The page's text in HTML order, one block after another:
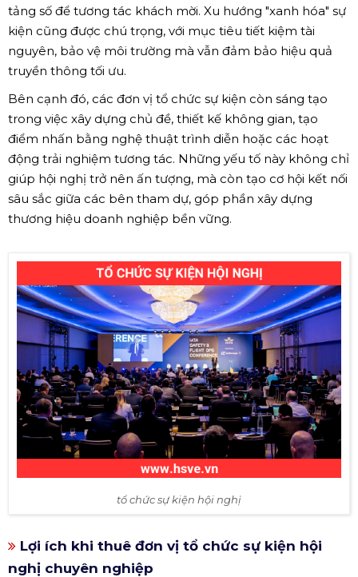
tảng số để tương tác khách mời. Xu hướng "xanh hóa" sự
kiện cũng được chú trọng, với mục tiêu tiết kiệm tài
nguyên, bảo vệ môi trường mà vẫn đảm bảo hiệu quả
truyền thông tối ưu.
Bên cạnh đó, các đơn vị tổ chức sự kiện còn sáng tạo
trong việc xây dựng chủ đề, thiết kế không gian, tạo
điểm nhấn bằng nghệ thuật trình diễn hoặc các hoạt
động trải nghiệm tương tác. Những yếu tố này không chỉ
giúp hội nghị trở nên ấn tượng, mà còn tạo cơ hội kết nối
sâu sắc giữa các bên tham dự, góp phần xây dựng
thương hiệu doanh nghiệp bền vững.
tổ chức sự kiện hội nghị
Lợi ích khi thuê đơn vị tổ chức sự kiện hội
nghị chuyên nghiệp